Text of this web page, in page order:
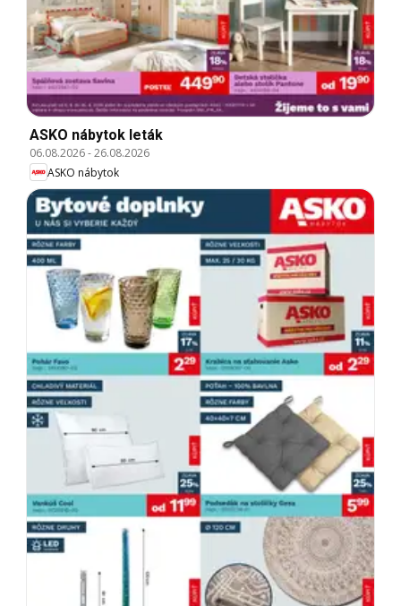
ASKO nábytok leták
06.08.2026-26.08.2026
ASKO nábytok